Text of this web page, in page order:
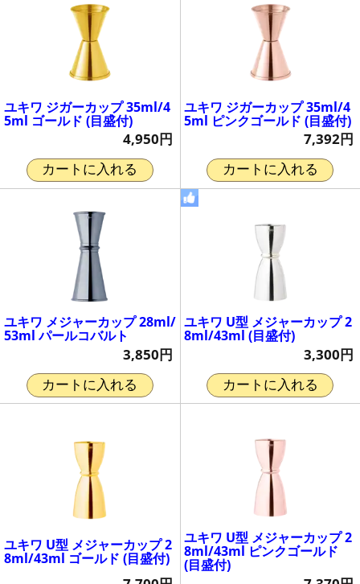
ユキワ ジガーカップ 35ml/4
5ml ゴールド (目盛付)
4,950円
カートに入れる
ユキワ ジガーカップ 35ml/4
5ml ピンクゴールド (目盛付)
7,392円
カートに入れる
ユキワ メジャーカップ 28ml/
53ml パールコバルト
3,850円
カートに入れる
ユキワ U型 メジャーカップ 2
8ml/43ml (目盛付)
3,300円
カートに入れる
ユキワ U型 メジャーカップ 2
8ml/43ml ゴールド (目盛付)
ユキワ U型 メジャーカップ 2
8ml/43ml ピンクゴールド
(目盛付)